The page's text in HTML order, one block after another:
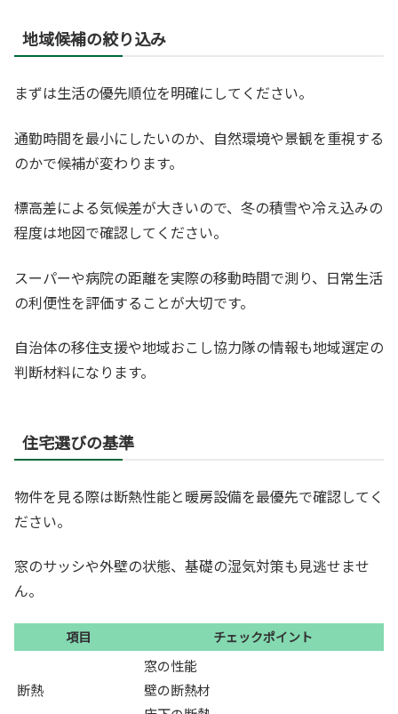
地域候補の絞り込み
まずは生活の優先順位を明確にしてください。
通勤時間を最小にしたいのか、自然環境や景観を重視する
のかで候補が変わります。
標高差による気候差が大きいので、冬の積雪や冷え込みの
程度は地図で確認してください。
スーパーや病院の距離を実際の移動時間で測り、日常生活
の利便性を評価することが大切です。
自治体の移住支援や地域おこし協力隊の情報も地域選定の
判断材料になります。
住宅選びの基準
物件を見る際は断熱性能と暖房設備を最優先で確認してく
ださい。
窓のサッシや外壁の状態、基礎の湿気対策も見逃せませ
ん。
項目 チェックポイント
断熱
窓の性能
壁の断熱材